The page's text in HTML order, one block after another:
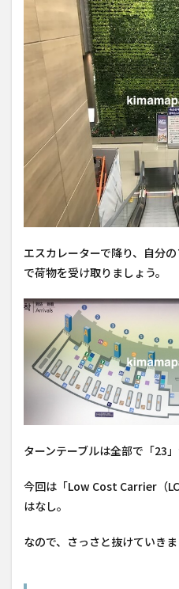
エスカレーターで降り、自分
で荷物を受け取りましょう。
ターンテーブルは全部で「23
今回は「Low Cost Carrier（
はなし。
なので、さっさと抜けていきま